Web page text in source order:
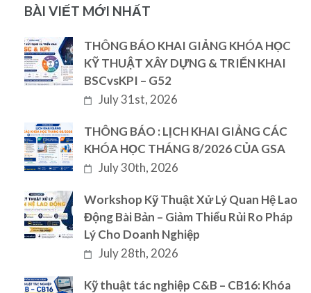
BÀI VIẾT MỚI NHẤT
THÔNG BÁO KHAI GIẢNG KHÓA HỌC
KỸ THUẬT XÂY DỰNG & TRIỂN KHAI
BSCvsKPI – G52
July 31st, 2026
THÔNG BÁO : LỊCH KHAI GIẢNG CÁC
KHÓA HỌC THÁNG 8/2026 CỦA GSA
July 30th, 2026
Workshop Kỹ Thuật Xử Lý Quan Hệ Lao
Động Bài Bản – Giảm Thiểu Rủi Ro Pháp
Lý Cho Doanh Nghiệp
July 28th, 2026
Kỹ thuật tác nghiệp C&B – CB16: Khóa